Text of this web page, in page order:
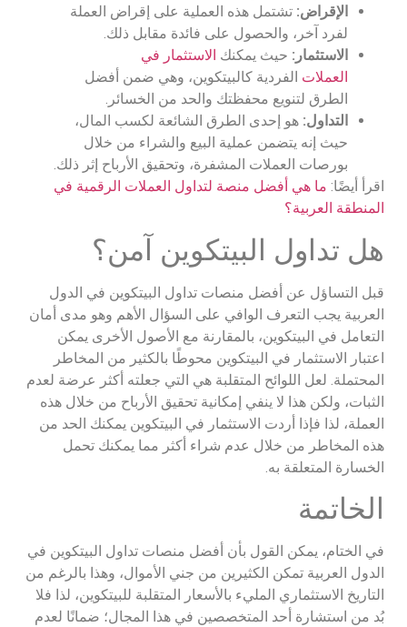
الإقراض: تشتمل هذه العملية على إقراض العملة
لفرد آخر، والحصول على فائدة مقابل ذلك.
الاستثمار: حيث يمكنك الاستثمار في
العملات الفردية كالبيتكوين، وهي ضمن أفضل
الطرق لتنويع محفظتك والحد من الخسائر.
التداول: هو إحدى الطرق الشائعة لكسب المال،
حيث إنه يتضمن عملية البيع والشراء من خلال
بورصات العملات المشفرة، وتحقيق الأرباح إثر ذلك.
اقرأ أيضًا: ما هي أفضل منصة لتداول العملات الرقمية في
المنطقة العربية؟
هل تداول البيتكوين آمن؟
قبل التساؤل عن أفضل منصات تداول البيتكوين في الدول
العربية يجب التعرف الوافي على السؤال الأهم وهو مدى أمان
التعامل في البيتكوين، بالمقارنة مع الأصول الأخرى يمكن
اعتبار الاستثمار في البيتكوين محوطًا بالكثير من المخاطر
المحتملة. لعل اللوائح المتقلبة هي التي جعلته أكثر عرضة لعدم
الثبات، ولكن هذا لا ينفي إمكانية تحقيق الأرباح من خلال هذه
العملة، لذا فإذا أردت الاستثمار في البيتكوين يمكنك الحد من
هذه المخاطر من خلال عدم شراء أكثر مما يمكنك تحمل
الخسارة المتعلقة به.
الخاتمة
في الختام، يمكن القول بأن أفضل منصات تداول البيتكوين في
الدول العربية تمكن الكثيرين من جني الأموال، وهذا بالرغم من
التاريخ الاستثماري المليء بالأسعار المتقلبة للبيتكوين، لذا فلا
بُد من استشارة أحد المتخصصين في هذا المجال؛ ضمانًا لعدم